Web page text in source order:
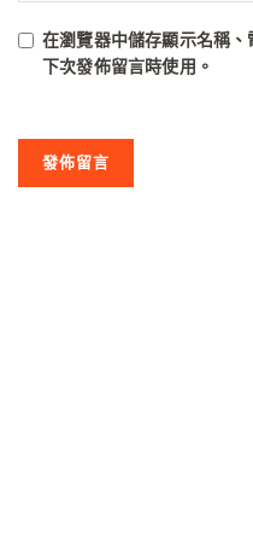
在瀏覽器中儲存顯示名稱
下次發佈留言時使用。